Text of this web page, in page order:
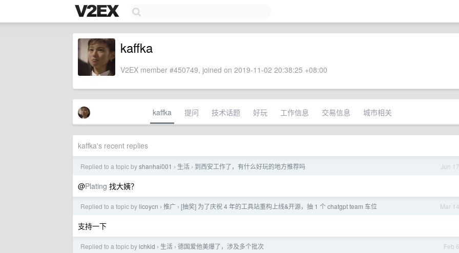
kaffka
V2EX member #450749, joined on 2019-11-02 20:38:25 +08:00
kaffka 提问 技术话题 好玩 工作信息 交易信息 城市相关
kaffka's recent replies
Jun 17
Replied to a topic byshanhai001 › 生活 › 到西安工作了，有什么好玩的地方推荐吗
@Plating 找大姨？
Mar 14
Replied to a topic by licoycn › 推广 › [抽奖] 为了庆祝 4 年的工具站重构上线&开源，抽 1 个 chatgpt team 车位
支持一下
Feb 6
Replied to a topic by lchkid › 生活 › 德国爱他美爆了，涉及多个批次